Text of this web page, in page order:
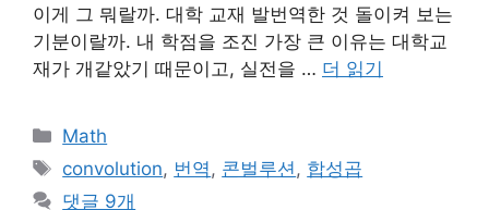
이게 그 뭐랄까. 대학 교재 발번역한 것 돌이켜 보는
기분이랄까. 내 학점을 조진 가장 큰 이유는 대학교
재가 개같았기 때문이고, 실전을 … 더 읽기
카
테
Math
태
그
convolution, 번역, 콘벌루션, 합성곱
댓글 9개